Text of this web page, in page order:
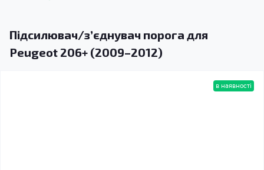
Підсилювач/зʼєднувач порога для
Peugeot 206+ (2009–2012)
в наявності